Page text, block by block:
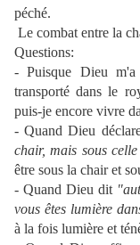
péché.
Le combat entre la
Questions:
- Puisque Dieu
transporté dans le
puis-je encore vivre
- Quand Dieu
chair, mais sous
être sous la chair et
- Quand Dieu dit
vous êtes lumière
à la fois lumière et